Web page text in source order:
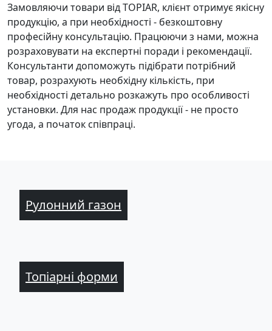
Замовляючи товари від TOPIAR, клієнт отримує якісну
продукцію, а при необхідності - безкоштовну
професійну консультацію. Працюючи з нами, можна
розраховувати на експертні поради і рекомендації.
Консультанти допоможуть підібрати потрібний
товар, розрахують необхідну кількість, при
необхідності детально розкажуть про особливості
установки. Для нас продаж продукції - не просто
угода, а початок співпраці.
Рулонний газон
Топіарні форми